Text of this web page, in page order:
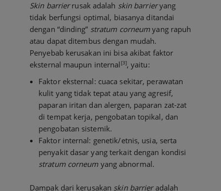
Skin barrierrusak adalah skin barrieryang
tidak berfungsi optimal, biasanya ditandai
dengan “dinding” stratum corneum yang rapuh
atau dapat ditembus dengan mudah.
Penyebab kerusakan ini bisa akibat faktor
eksternal maupun internal [3], yaitu:
Faktor eksternal: cuaca sekitar, perawatan
kulit yang tidak tepat atau yang agresif,
paparan iritan dan alergen, paparan zat-zat
di tempat kerja, pengobatan topikal, dan
pengobatan sistemik.
Faktor internal: genetik/etnis, usia, serta
penyakit dasar yang terkait dengan kondisi
stratum corneum yang abnormal.
Dampak dari kerusakan skin barrieradalah